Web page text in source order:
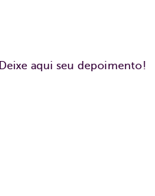
Deixe aqui seu depoimento!